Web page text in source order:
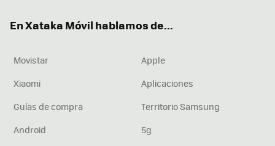
En Xataka Móvil hablamos de...
Movistar
Apple
Xiaomi
Aplicaciones
Guías de compra
Territorio Samsung
Android
5g